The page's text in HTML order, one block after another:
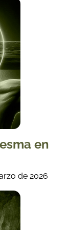
en
de 2026